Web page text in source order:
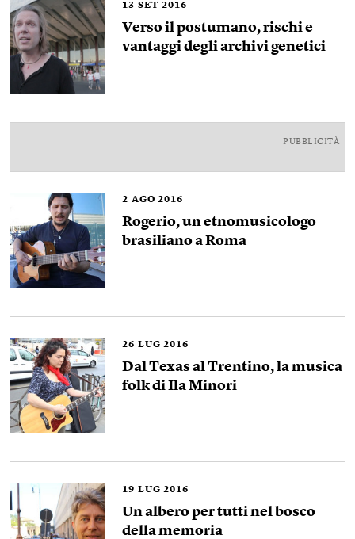
13 SET 2016
Verso il postumano, rischi e
vantaggi degli archivi genetici
PUBBLICITÀ
2 AGO 2016
Rogerio, un etnomusicologo
brasiliano a Roma
26 LUG 2016
Dal Texas al Trentino, la musica
folk di Ila Minori
19 LUG 2016
Un albero per tutti nel bosco
della memoria